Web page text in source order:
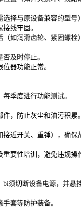
择与原设备兼容的型号
线牢固。
如润滑齿轮、紧固螺栓
及时停止。
器功能正常。
季度进行功能测试。
，防止灰尘和油污积累。
近开关、重锤），确保
要性培训，避免违规操
切断设备电源，并悬挂
套等防护装备。